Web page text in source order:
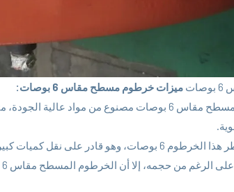
ميزات خرطوم مسطح مقاس 6 بوصات:
كميات كبيرة من السوائل بمعدلات تدفق عالية.